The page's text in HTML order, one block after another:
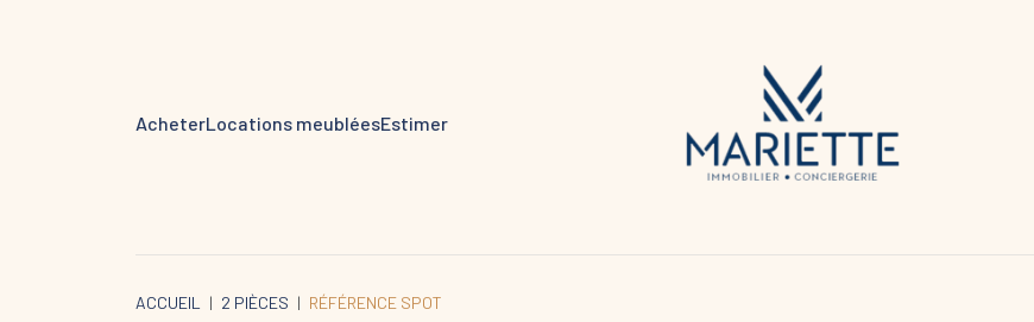
AcheterLocations meubléesEstimer
ACCUEIL 2 PIÈCES RÉFÉRENCE SPOT